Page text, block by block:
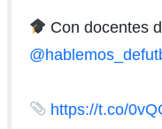
Con docentes
https://t.co/